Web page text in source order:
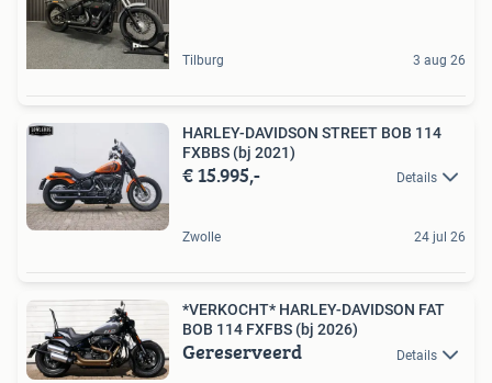
Tilburg 3 aug 26
HARLEY-DAVIDSON STREET BOB 114
FXBBS (bj 2021)
€ 15.995,- Details
Zwolle 24 jul 26
*VERKOCHT* HARLEY-DAVIDSON FAT
BOB 114 FXFBS (bj 2026)
Gereserveerd Details